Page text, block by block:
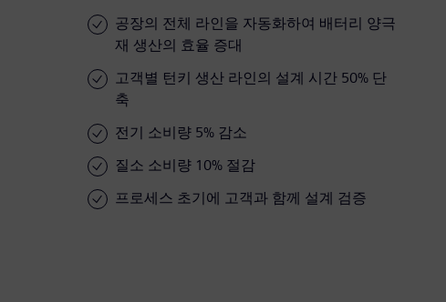
공장의 전체 라인을 자동화하여 배터리 양극
재 생산의 효율 증대
고객별 턴키 생산 라인의 설계 시간 50% 단
축
전기 소비량 5% 감소
질소 소비량 10% 절감
프로세스 초기에 고객과 함께 설계 검증